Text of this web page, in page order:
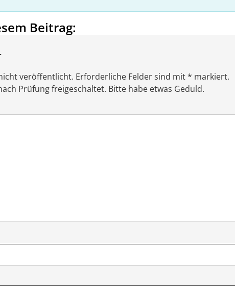
Beitrag:
veröffentlicht. Erforderliche Felder sind mit * markiert.
Prüfung freigeschaltet. Bitte habe etwas Geduld.